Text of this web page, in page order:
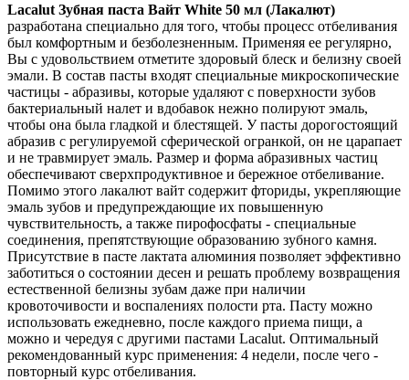
Lacalut Зубная паста Bайт White 50 мл (Лакалют)
разработана специально для того, чтобы процесс отбеливания
был комфортным и безболезненным. Применяя ее регулярно,
Вы с удовольствием отметите здоровый блеск и белизну своей
эмали. В состав пасты входят специальные микроскопические
частицы - абразивы, которые удаляют с поверхности зубов
бактериальный налет и вдобавок нежно полируют эмаль,
чтобы она была гладкой и блестящей. У пасты дорогостоящий
абразив с регулируемой сферической огранкой, он не царапает
и не травмирует эмаль. Размер и форма абразивных частиц
обеспечивают сверхпродуктивное и бережное отбеливание.
Помимо этого лакалют вайт содержит фториды, укрепляющие
эмаль зубов и предупреждающие их повышенную
чувствительность, а также пирофосфаты - специальные
соединения, препятствующие образованию зубного камня.
Присутствие в пасте лактата алюминия позволяет эффективно
заботиться о состоянии десен и решать проблему возвращения
естественной белизны зубам даже при наличии
кровоточивости и воспалениях полости рта. Пасту можно
использовать ежедневно, после каждого приема пищи, а
можно и чередуя с другими пастами Lacalut. Оптимальный
рекомендованный курс применения: 4 недели, после чего -
повторный курс отбеливания.